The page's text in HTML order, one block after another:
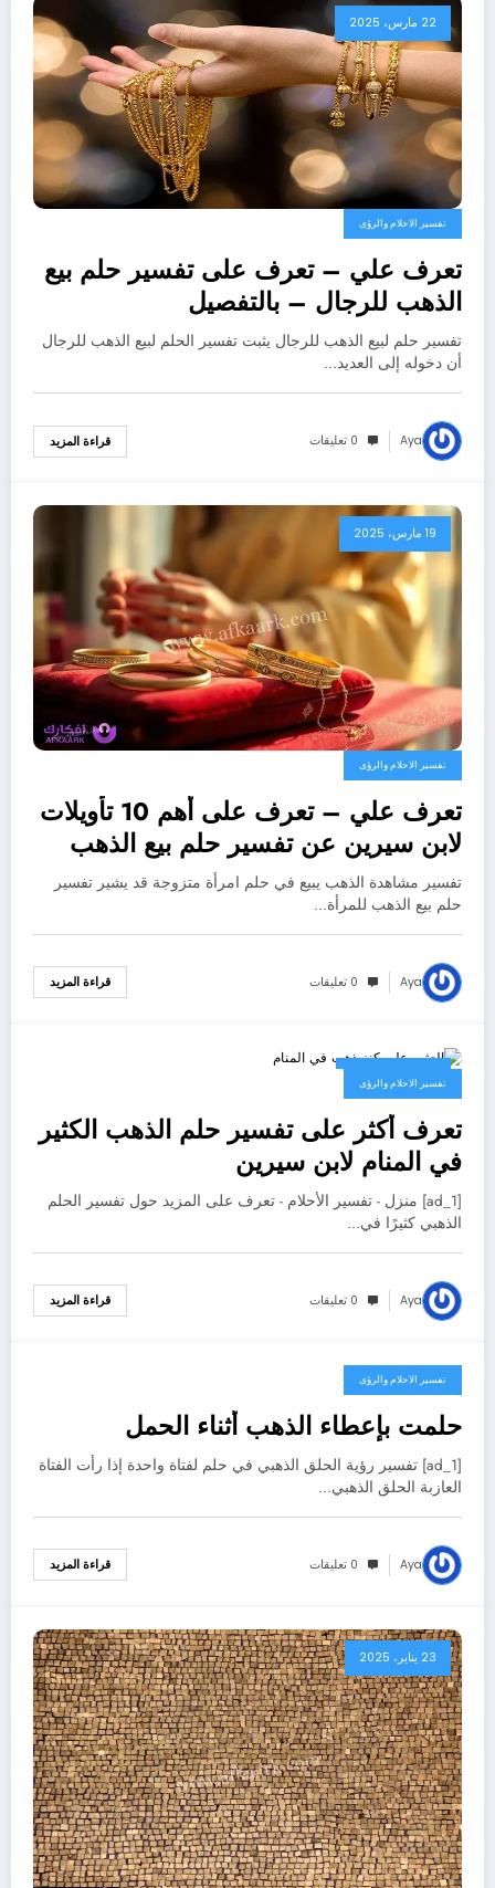
22 مارس، 2025
تفسير الاحلام والرؤى
تعرف علي – تعرف على تفسير حلم بيع
الذهب للرجال – بالتفصيل
تفسير حلم لبيع الذهب للرجال يثبت تفسير الحلم لبيع الذهب للرجال
أن دخوله إلى العديد…
Aya 0 تعليقات قراءة المزيد
19 مارس، 2025
تفسير الاحلام والرؤى
تعرف علي – تعرف على أهم 10 تأويلات
لابن سيرين عن تفسير حلم بيع الذهب
للمتزوجة – بالتفصيل
تفسير مشاهدة الذهب يبيع في حلم امرأة متزوجة قد يشير تفسير
حلم بيع الذهب للمرأة…
Aya 0 تعليقات قراءة المزيد
تفسير الاحلام والرؤى
تعرف أكثر على تفسير حلم الذهب الكثير
في المنام لابن سيرين
[ad_1] منزل - تفسير الأحلام - تعرف على المزيد حول تفسير الحلم
الذهبي كثيرًا في…
Aya 0 تعليقات قراءة المزيد
11 فبراير، 2025
تفسير الاحلام والرؤى
حلمت بإعطاء الذهب أثناء الحمل
[ad_1] تفسير رؤية الحلق الذهبي في حلم لفتاة واحدة إذا رأت الفتاة
العازبة الحلق الذهبي…
Aya 0 تعليقات قراءة المزيد
23 يناير، 2025